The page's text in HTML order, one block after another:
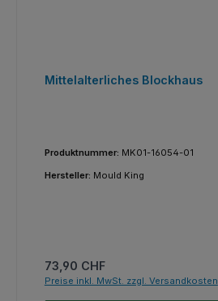
Mittelalterliches Blockhaus
Produktnummer: MK01-16054-01
Hersteller: Mould King
Regulärer Preis:
73,90 CHF
Preise inkl. MwSt. zzgl. Versandkosten